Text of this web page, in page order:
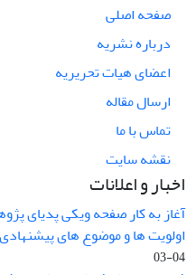
صفحه اصلی
درباره نشریه
اعضای هیات تحریریه
ارسال مقاله
تماس با ما
نقشه سایت
اخبار و اعلانات
آغاز به کار صفحه ویکی پدیای
اولویت ها و موضوع های
04-03